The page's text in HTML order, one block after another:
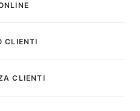
CLIENTI
CLIENTIService